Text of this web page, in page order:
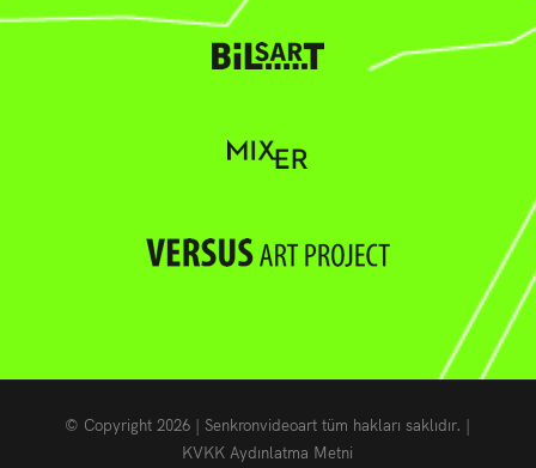
© Copyright 2026 | Senkronvideoart tüm hakları saklıdır. |
KVKK Aydınlatma Metni